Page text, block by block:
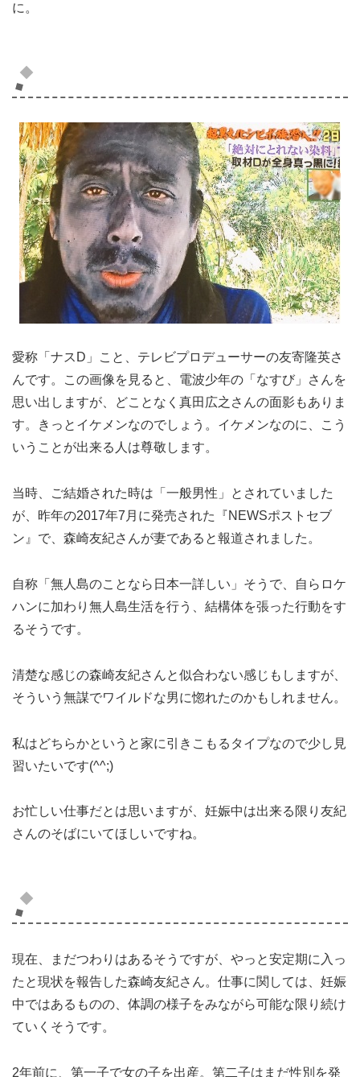
に。
愛称「ナスD」こと、テレビプロデューサーの友寄隆英さ
んです。この画像を見ると、電波少年の「なすび」さんを
思い出しますが、どことなく真田広之さんの面影もありま
す。きっとイケメンなのでしょう。イケメンなのに、こう
いうことが出来る人は尊敬します。
当時、ご結婚された時は「一般男性」とされていました
が、昨年の2017年7月に発売された『NEWSポストセブ
ン』で、森崎友紀さんが妻であると報道されました。
自称「無人島のことなら日本一詳しい」そうで、自らロケ
ハンに加わり無人島生活を行う、結構体を張った行動をす
るそうです。
清楚な感じの森崎友紀さんと似合わない感じもしますが、
そういう無謀でワイルドな男に惚れたのかもしれません。
私はどちらかというと家に引きこもるタイプなので少し見
習いたいです(^^;)
お忙しい仕事だとは思いますが、妊娠中は出来る限り友紀
さんのそばにいてほしいですね。
現在、まだつわりはあるそうですが、やっと安定期に入っ
たと現状を報告した森崎友紀さん。仕事に関しては、妊娠
中ではあるものの、体調の様子をみながら可能な限り続け
ていくそうです。
2年前に、第一子で女の子を出産。第二子はまだ性別を発